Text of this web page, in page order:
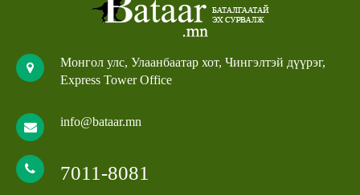
Монгол улс, Улаанбаатар хот, Чингэлтэй дүүрэг,
Express Tower Office
info@bataar.mn
7011-8081